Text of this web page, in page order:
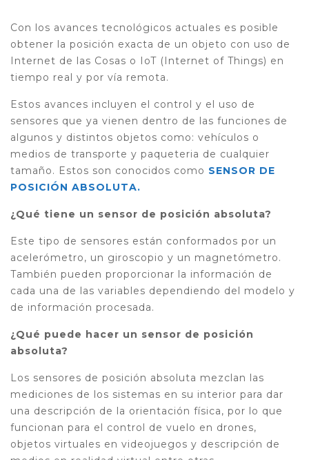
Con los avances tecnológicos actuales es posible
obtener la posición exacta de un objeto con uso de
Internet de las Cosas o IoT (Internet of Things) en
tiempo real y por vía remota.
Estos avances incluyen el control y el uso de
sensores que ya vienen dentro de las funciones de
algunos y distintos objetos como: vehículos o
medios de transporte y paqueteria de cualquier
tamaño. Estos son conocidos como SENSOR DE
POSICIÓN ABSOLUTA.
¿Qué tiene un sensor de posición absoluta?
Este tipo de sensores están conformados por un
acelerómetro, un giroscopio y un magnetómetro.
También pueden proporcionar la información de
cada una de las variables dependiendo del modelo y
de información procesada.
¿Qué puede hacer un sensor de posición
absoluta?
Los sensores de posición absoluta mezclan las
mediciones de los sistemas en su interior para dar
una descripción de la orientación física, por lo que
funcionan para el control de vuelo en drones,
objetos virtuales en videojuegos y descripción de